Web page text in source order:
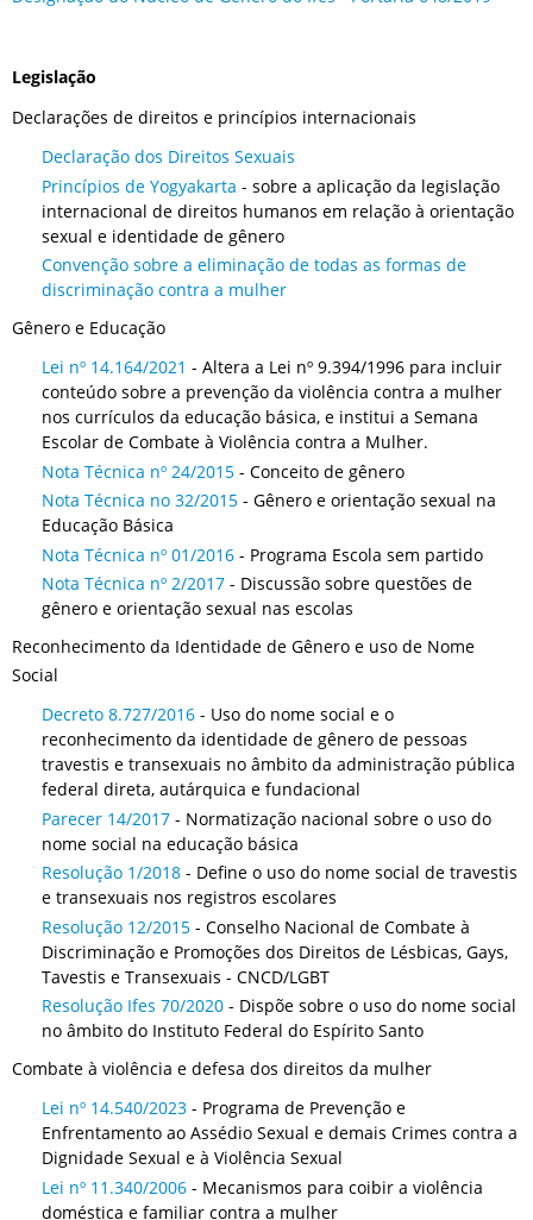
Legislação
Declarações de direitos e princípios internacionais
Declaração dos Direitos Sexuais
Princípios de Yogyakarta - sobre a aplicação da legislação
internacional de direitos humanos em relação à orientação
sexual e identidade de gênero
Convenção sobre a eliminação de todas as formas de
discriminação contra a mulher
Gênero e Educação
Lei nº 14.164/2021 - Altera a Lei nº 9.394/1996 para incluir
conteúdo sobre a prevenção da violência contra a mulher
nos currículos da educação básica, e institui a Semana
Escolar de Combate à Violência contra a Mulher.
Nota Técnica nº 24/2015 - Conceito de gênero
Nota Técnica no 32/2015 - Gênero e orientação sexual na
Educação Básica
Nota Técnica nº 01/2016 - Programa Escola sem partido
Nota Técnica nº 2/2017 - Discussão sobre questões de
gênero e orientação sexual nas escolas
Reconhecimento da Identidade de Gênero e uso de Nome
Social
Decreto 8.727/2016 - Uso do nome social e o
reconhecimento da identidade de gênero de pessoas
travestis e transexuais no âmbito da administração pública
federal direta, autárquica e fundacional
Parecer 14/2017 - Normatização nacional sobre o uso do
nome social na educação básica
Resolução 1/2018 - Define o uso do nome social de travestis
e transexuais nos registros escolares
Resolução 12/2015 - Conselho Nacional de Combate à
Discriminação e Promoções dos Direitos de Lésbicas, Gays,
Tavestis e Transexuais - CNCD/LGBT
Resolução Ifes 70/2020 - Dispõe sobre o uso do nome social
no âmbito do Instituto Federal do Espírito Santo
Combate à violência e defesa dos direitos da mulher
Lei nº 14.540/2023 - Programa de Prevenção e
Enfrentamento ao Assédio Sexual e demais Crimes contra a
Dignidade Sexual e à Violência Sexual
Lei nº 11.340/2006 - Mecanismos para coibir a violência
doméstica e familiar contra a mulher